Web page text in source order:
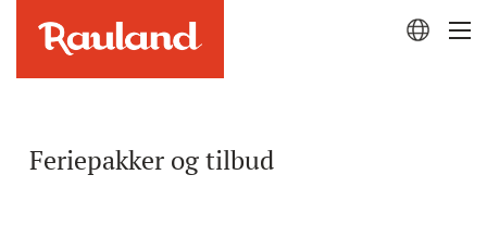
Feriepakker og tilbud